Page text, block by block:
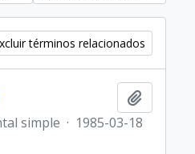
términos relacionados
simple · 1985-03-18